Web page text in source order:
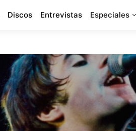
Discos Entrevistas Especiales